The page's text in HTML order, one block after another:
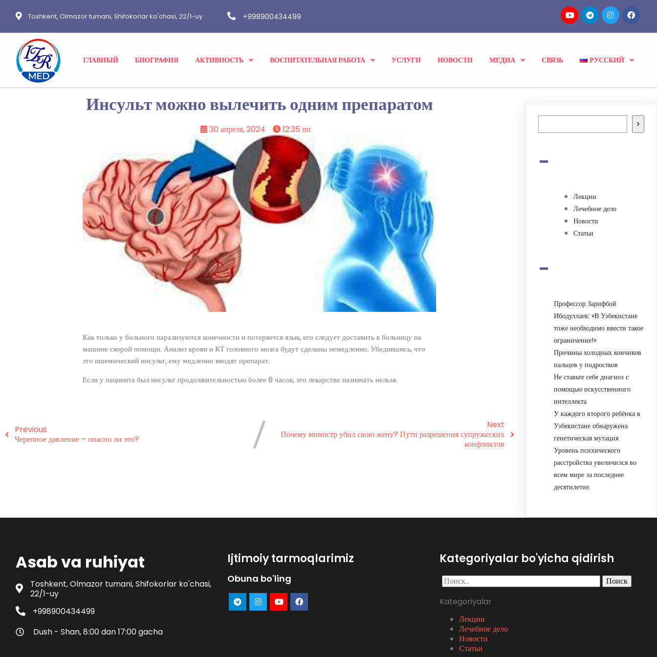
Toshkent, Olmazor tumani, Shifokorlar ko'chasi, 22/1-uy +998900434499
ГЛАВНЫЙ БИОГРАФИЯ АКТИВНОСТЬ ВОСПИТАТЕЛЬНАЯ РАБОТА УСЛУГИ НОВОСТИ МЕДИА СВЯЗЬ РУССКИЙ
Инсульт можно вылечить одним препаратом
30 апреля, 2024 12:35 пп
Как только у больного парализуются конечности и потеряется язык, его следует доставить в больницу на
машине скорой помощи. Анализ крови и КТ головного мозга будут сделаны немедленно. Убедившись, что
это ишемический инсульт, ему медленно вводят препарат.
Если у пациента был инсульт продолжительностью более 6 часов, это лекарство назначать нельзя.
Previous
Черепное давление – опасно ли это?
Next
Почему министр убил свою жену? Пути разрешения супружеских
конфликтов
Поиск >
-
Лекции
Лечебное дело
Новости
Статьи
-
Профессор Зарифбой
Ибодуллаев: «В Узбекистане
тоже необходимо ввести такое
ограничение!»
Причины холодных кончиков
пальцев у подростков
Не ставьте себе диагноз с
помощью искусственного
интеллекта
У каждого второго ребёнка в
Узбекистане обнаружена
генетическая мутация
Уровень психического
расстройства увеличился во
всем мире за последнее
десятилетие.
Asab va ruhiyat
Toshkent, Olmazor tumani, Shifokorlar ko'chasi,
22/1-uy
+998900434499
Dush - Shan, 8:00 dan 17:00 gacha
Ijtimoiy tarmoqlarimiz
Obuna bo'ling
Kategoriyalar bo'yicha qidirish
Найти:
Kategoriyalar
Лекции
Лечебное дело
Новости
Статьи